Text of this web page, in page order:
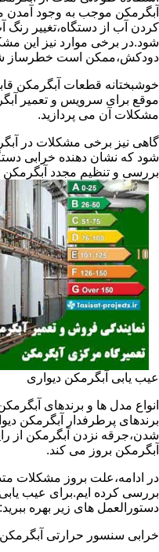
آبگرمکن موجب به وجود
کردن آب از دستگاه،تغییر
شود.در برخی موارد نیز این
دودکش،ممکن است خطرساز
خوشبختانه قطعات آبگرمکن
موقع برای سرویس و تعمیر
مشکلات آن می پردازید.
گاهی نیز برخی مشکلات در
شود که نشان دهنده خرابی
بررسی و تنظیم مجدد
عیب یابی آبگرمکن دیواری
انواع مدل ها و برندهای
برندهای پرطرفدار آبگرمکن
شدن،جرقه نزدن آبگرمکن از
آبگرمکن بروز می کند.
در ادامه،علت بروز مشکلات
بررسی کرده ایم.برای عیب یابی
دستورالعمل های زیر بهره ببرید:
خرابی سنسور حرارتی آبگرمکن